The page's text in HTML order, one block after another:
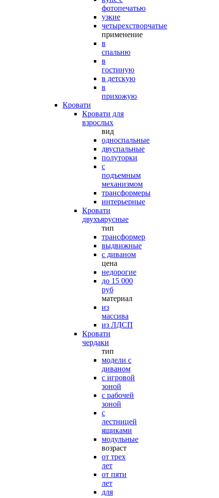
фотопечатью
узкие
четырехстворчатые
применение
в
спальню
в
гостиную
в детскую
в
прихожую
Кровати
Кровати для
взрослых
вид
односпальные
двуспальные
полуторки
с
подъемным
механизмом
трансформеры
интерьерные
Кровати
двухъярусные
тип
трансформер
выдвижные
с диваном
цена
недорогие
до 15 000
руб
материал
из
массива
из ЛДСП
Кровати
чердаки
тип
модели с
диваном
с игровой
зоной
с рабочей
зоной
с
лестницей
ящиками
модульные
возраст
от трех
лет
от пяти
лет
для